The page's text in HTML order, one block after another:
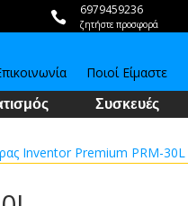
 6979459236
ζητήστε προσφορά
Ποιοί Είμαστε
Συσκευές
Inventor Premium PRM-30L